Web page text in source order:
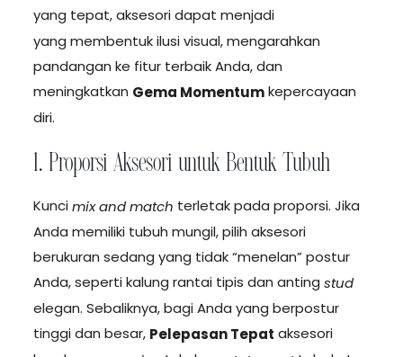
yang tepat, aksesori dapat menjadi
yang membentuk ilusi visual, mengarahkan
pandangan ke fitur terbaik Anda, dan
meningkatkan Gema Momentumkepercayaan
diri.
1. Proporsi Aksesori untuk Bentuk Tubuh
Kuncimix and match terletak pada proporsi. Jika
Anda memiliki tubuh mungil, pilih aksesori
berukuran sedang yang tidak “menelan” postur
Anda, seperti kalung rantai tipis dan anting stud
elegan. Sebaliknya, bagi Anda yang berpostur
tinggi dan besar, Pelepasan Tepat aksesori